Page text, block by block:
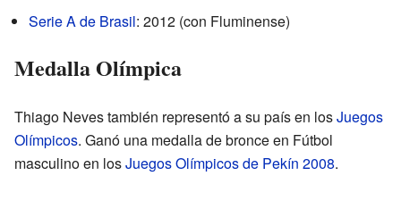
Serie A de Brasil: 2012 (con Fluminense)
Medalla Olímpica
Thiago Neves también representó a su país en losJuegos
Olímpicos. Ganó una medalla de bronce en Fútbol
masculino en losJuegos Olímpicos de Pekín 2008.